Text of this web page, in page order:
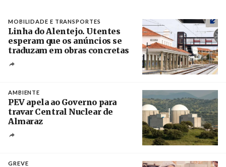
MOBILIDADE E TRANSPORTES
Linha do Alentejo. Utentes
esperam que os anúncios se
traduzam em obras concretas
AMBIENTE
PEV apela ao Governo para
travar Central Nuclear de
Almaraz
GREVE